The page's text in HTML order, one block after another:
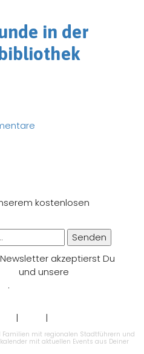
in der
kostenlosen
Senden
akzeptierst Du
und unsere
.
| |
Familien mit regionalen Stadtführern und
mit aktuellen Events aus Deiner